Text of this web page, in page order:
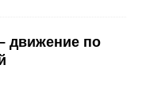
движение по